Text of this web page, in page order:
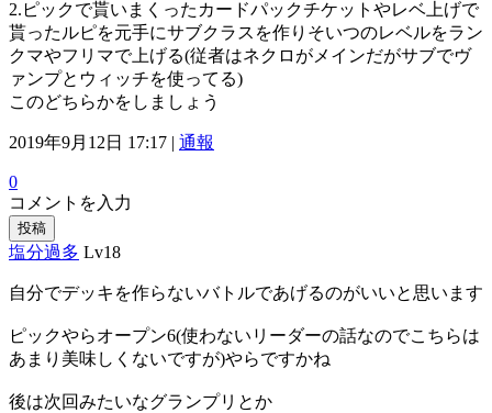
2.ピックで貰いまくったカードパックチケットやレベ上げで
貰ったルピを元手にサブクラスを作りそいつのレベルをラン
クマやフリマで上げる(従者はネクロがメインだがサブでヴ
ァンプとウィッチを使ってる)
このどちらかをしましょう
2019年9月12日 17:17 | 通報
0
コメントを入力
投稿
塩分過多 Lv18
自分でデッキを作らないバトルであげるのがいいと思います
ピックやらオープン6(使わないリーダーの話なのでこちらは
あまり美味しくないですが)やらですかね
後は次回みたいなグランプリとか